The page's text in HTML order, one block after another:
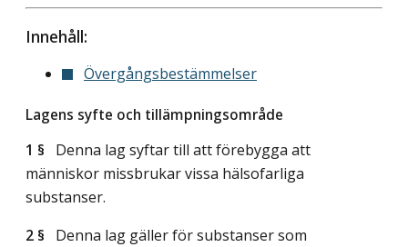
Innehåll:
Övergångsbestämmelser
Lagens syfte och tillämpningsområde
1 § Denna lag syftar till att förebygga att
människor missbrukar vissa hälsofarliga
substanser.
2 § Denna lag gäller för substanser som